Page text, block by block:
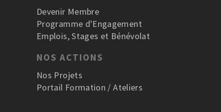
Devenir Membre
Programme d'Engagement
Emplois, Stages et Bénévolat
NOS ACTIONS
Nos Projets
Portail Formation / Ateliers